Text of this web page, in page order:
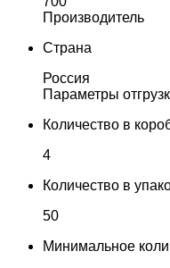
Производитель
Страна
Россия
Параметры
Количество в
4
Количество в
50
Минимальное